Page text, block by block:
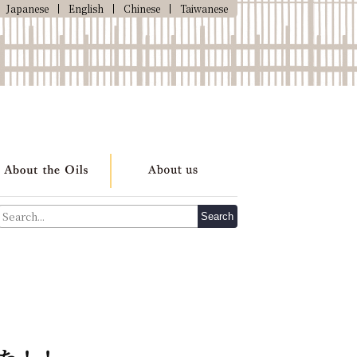
Japanese English Chinese Taiwanese
Search